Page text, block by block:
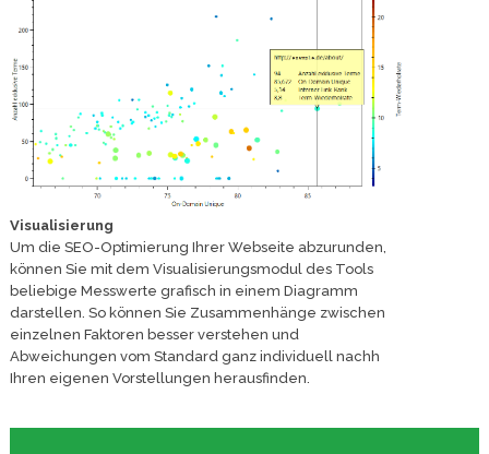
Visualisierung
Um die SEO-Optimierung Ihrer Webseite abzurunden,
können Sie mit dem Visualisierungsmodul des Tools
beliebige Messwerte grafisch in einem Diagramm
darstellen. So können Sie Zusammenhänge zwischen
einzelnen Faktoren besser verstehen und
Abweichungen vom Standard ganz individuell nachh
Ihren eigenen Vorstellungen herausfinden.